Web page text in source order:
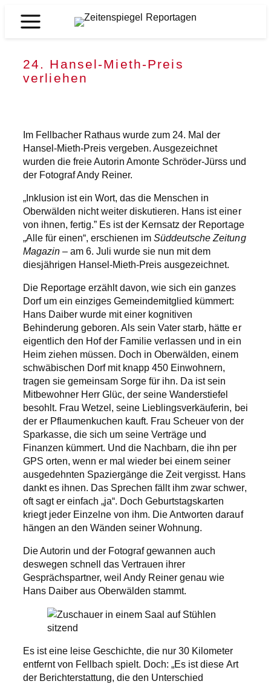
Inhalt
Zeitenspiegel
24. Hansel-Mieth-Preis
verliehen
Im Fellbacher Rathaus wurde zum 24. Mal der
Hansel-Mieth-Preis vergeben. Ausgezeichnet
wurden die freie Autorin Amonte Schröder-Jürss und
der Fotograf Andy Reiner.
„Inklusion ist ein Wort, das die Menschen in
Oberwälden nicht weiter diskutieren. Hans ist einer
von ihnen, fertig.” Es ist der Kernsatz der Reportage
„Alle für einen“, erschienen imSüddeutsche Zeitung
Magazin – am 6. Juli wurde sie nun mit dem
diesjährigen Hansel-Mieth-Preis ausgezeichnet.
Die Reportage erzählt davon, wie sich ein ganzes
Dorf um ein einziges Gemeindemitglied kümmert:
Hans Daiber wurde mit einer kognitiven
Behinderung geboren. Als sein Vater starb, hätte er
eigentlich den Hof der Familie verlassen und in ein
Heim ziehen müssen. Doch in Oberwälden, einem
schwäbischen Dorf mit knapp 450 Einwohnern,
tragen sie gemeinsam Sorge für ihn. Da ist sein
Mitbewohner Herr Glüc, der seine Wanderstiefel
besohlt. Frau Wetzel, seine Lieblingsverkäuferin, bei
der er Pflaumenkuchen kauft. Frau Scheuer von der
Sparkasse, die sich um seine Verträge und
Finanzen kümmert. Und die Nachbarn, die ihn per
GPS orten, wenn er mal wieder bei einem seiner
ausgedehnten Spaziergänge die Zeit vergisst. Hans
dankt es ihnen. Das Sprechen fällt ihm zwar schwer,
oft sagt er einfach „ja“. Doch Geburtstagskarten
kriegt jeder Einzelne von ihm. Die Antworten darauf
hängen an den Wänden seiner Wohnung.
Die Autorin und der Fotograf gewannen auch
deswegen schnell das Vertrauen ihrer
Gesprächspartner, weil Andy Reiner genau wie
Hans Daiber aus Oberwälden stammt.
Es ist eine leise Geschichte, die nur 30 Kilometer
entfernt von Fellbach spielt. Doch: „Es ist diese Art
der Berichterstattung, die den Unterschied